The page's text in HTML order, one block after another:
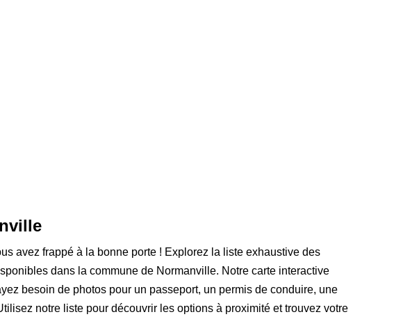
avez frappé à la bonne porte ! Explorez la liste exhaustive des
dans la commune de Normanville. Notre carte interactive
besoin de photos pour un passeport, un permis de conduire, une
notre liste pour découvrir les options à proximité et trouvez votre